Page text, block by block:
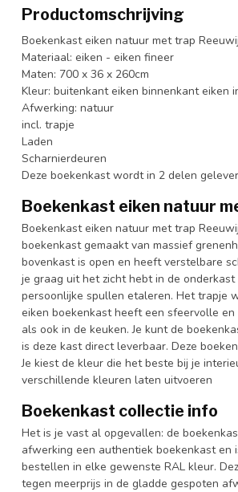
Productomschrijving
Boekenkast eiken natuur met trap
Materiaal: eiken - eiken fineer
Maten: 700 x 36 x 260cm
Kleur: buitenkant eiken binnenkant eiken
Afwerking: natuur
incl. trapje
Laden
Scharnierdeuren
Deze boekenkast wordt in 2 delen
Boekenkast eiken natuur
Boekenkast eiken natuur met trap
boekenkast gemaakt van massief
bovenkast is open en heeft verstelbare
je graag uit het zicht hebt in de
persoonlijke spullen etaleren. Het trapje
eiken boekenkast heeft een sfeervolle
als ook in de keuken. Je kunt de
is deze kast direct leverbaar. Deze
Je kiest de kleur die het beste bij je
verschillende kleuren laten uitvoeren
Boekenkast collectie info
Het is je vast al opgevallen: de
afwerking een authentiek boekenkast en
bestellen in elke gewenste RAL kleur.
tegen meerprijs in de gladde gespoten